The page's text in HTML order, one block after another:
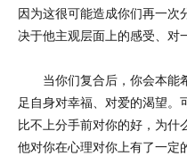
因为这很可能造成你们再一次
决于他主观层面上的感受、对
当你们复合后，你会本能
足自身对幸福、对爱的渴望
比不上分手前对你的好，为什
他对你在心理对你上有了一定